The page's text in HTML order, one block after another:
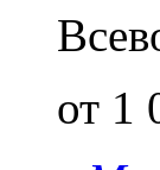
от 1